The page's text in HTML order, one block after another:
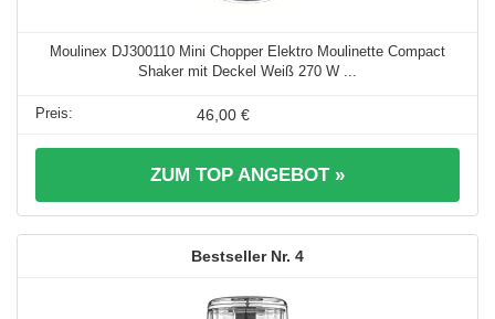
Moulinex DJ300110 Mini Chopper Elektro Moulinette Compact
Shaker mit Deckel Weiß 270 W ...
46,00 €
ZUM TOP ANGEBOT »
4